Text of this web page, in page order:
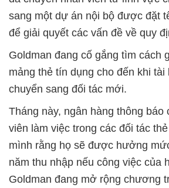
sang một dự án nội bộ được đặt
để giải quyết các vấn đề về quy
Goldman đang cố gắng tìm cách
mảng thẻ tín dụng cho đến khi tài
chuyển sang đối tác mới.
Tháng này, ngân hàng thông báo
viên làm việc trong các đối tác
mình rằng họ sẽ được hưởng
năm thu nhập nếu công việc của
Goldman đang mở rộng chương